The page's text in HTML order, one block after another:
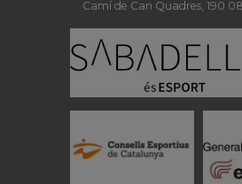
Camí de Can Quadres, 190